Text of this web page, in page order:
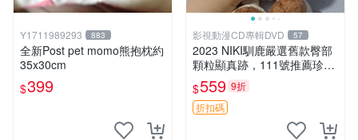
Y1711989293 883
全新Post pet momo熊抱枕約
35x30cm
$399
影視動漫CD專輯DVD 57
2023 NIKI馴鹿嚴選舊款臀部
顆粒顯真跡，111號推薦珍藏
品 馴鹿 舊款 尾巴顆粒
$559 9折
折扣碼